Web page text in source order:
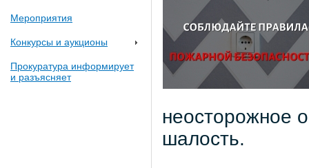
Мероприятия
Конкурсы и аукционы
Прокуратура информирует
и разъясняет
неосторожное
шалость.